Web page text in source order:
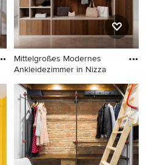
Mittelgroßes Modernes
Ankleidezimmer in Nizza
Mittelgroßes Modernes
Ankleidezimmer in Nizza